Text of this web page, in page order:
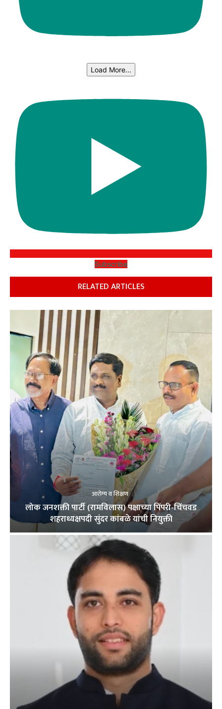
Load More...
Subscribe
RELATED ARTICLES
आरोग्य व शिक्षण
लोक जनशक्ती पार्टी (रामविलास) पक्षाच्या पिंपरी-चिंचवड
शहराध्यक्षपदी सुंदर कांबळे यांची नियुक्ती